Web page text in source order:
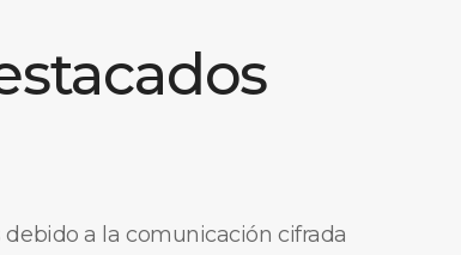
a la comunicación cifrada